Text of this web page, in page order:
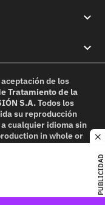
PUBLICIDAD
de los
Tratamiento de la
S.A.Todos los
su reproducción
cualquier idioma sin
in whole or
permission is